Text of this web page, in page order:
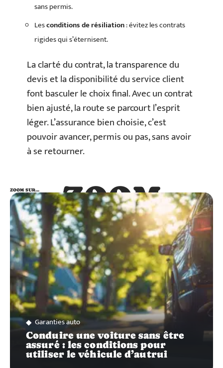
sans permis.
Lesconditions de résiliation: évitez les contrats
rigides qui s’éternisent.
La clarté du contrat, la transparence du
devis et la disponibilité du service client
font basculer le choix final. Avec un contrat
bien ajusté, la route se parcourt l’esprit
léger. L’assurance bien choisie, c’est
pouvoir avancer, permis ou pas, sans avoir
à se retourner.
ZOOM
SUR…
ZOOM SUR…
Garanties auto
Conduire une voiture sans être
assuré : les conditions pour
utiliser le véhicule d’autrui